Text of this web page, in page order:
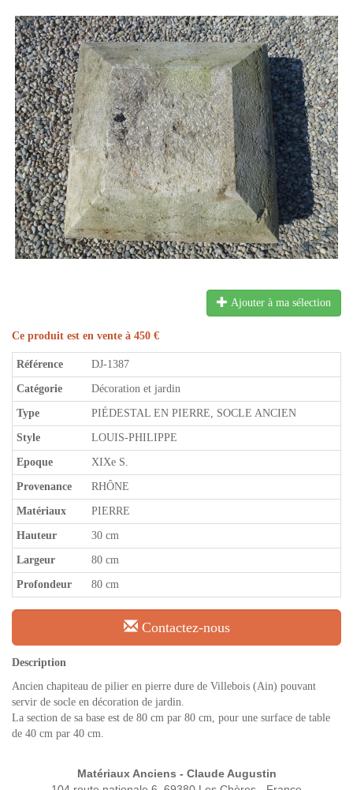
Ajouter à ma sélection
Ce produit est en vente à 450 €
Référence DJ-1387
Catégorie Décoration et jardin
Type PIÉDESTAL EN PIERRE, SOCLE ANCIEN
Style LOUIS-PHILIPPE
Epoque XIXe S.
Provenance RHÔNE
Matériaux PIERRE
Hauteur 30 cm
Largeur 80 cm
Profondeur 80 cm
Contactez-nous
Description
Ancien chapiteau de pilier en pierre dure de Villebois (Ain) pouvant
servir de socle en décoration de jardin.
La section de sa base est de 80 cm par 80 cm, pour une surface de table
de 40 cm par 40 cm.
Matériaux Anciens - Claude Augustin